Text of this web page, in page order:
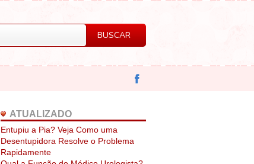
ATUALIZADO
Entupiu a Pia? Veja Como uma
Desentupidora Resolve o Problema
Rapidamente